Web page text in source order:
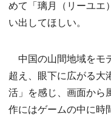
めて「璃月（リーユエ
い出してほしい。
中国の山間地域をモ
超え、眼下に広がる大
活」を感じ、画面から
作にはゲームの中に時